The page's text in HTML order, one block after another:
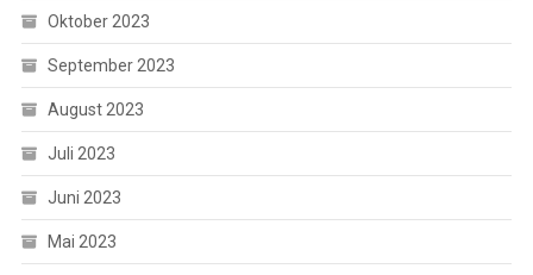
Oktober 2023
September 2023
August 2023
Juli 2023
Juni 2023
Mai 2023